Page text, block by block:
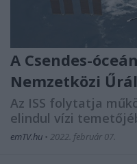
A Csendes-
Nemzetközi
Az ISS folytatja
elindul vízi
emTV.hu • 2022. február 07.